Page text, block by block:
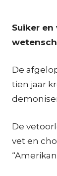
Suiker
De
tien jaar
De
vet en